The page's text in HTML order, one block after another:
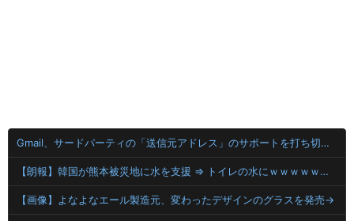
Gmail、サードパーティの「送信元アドレス」のサポートを打ち切りへ
【朗報】韓国が熊本被災地に水を支援 ⇒ トイレの水にｗｗｗｗｗｗｗ
【画像】よなよなエール製造元、変わったデザインのグラスを発売→